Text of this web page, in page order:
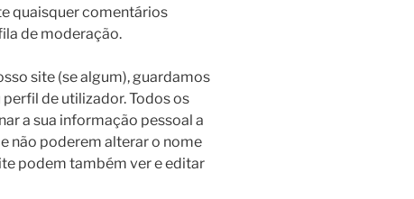
quaisquer comentários
de moderação.
site (se algum), guardamos
de utilizador. Todos os
a sua informação pessoal a
não poderem alterar o nome
podem também ver e editar